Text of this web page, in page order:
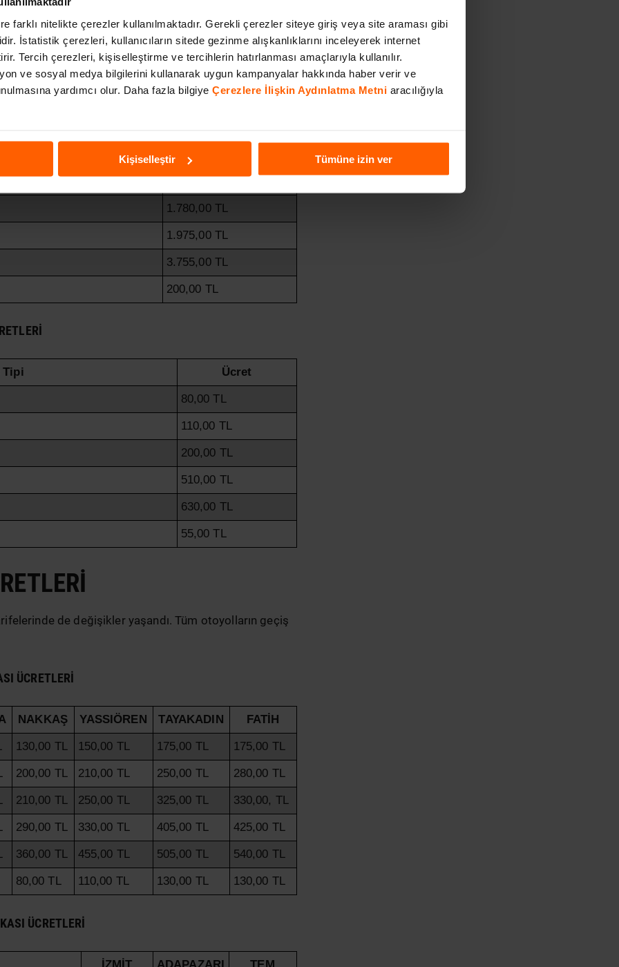
farklı nitelikte çerezler kullanılmaktadır. Gerekli çerezler siteye giriş veya site araması gibi
İstatistik çerezleri, kullanıcıların sitede gezinme alışkanlıklarını inceleyerek internet
Tercih çerezleri, kişiselleştirme ve tercihlerin hatırlanması amaçlarıyla kullanılır.
ve sosyal medya bilgilerini kullanarak uygun kampanyalar hakkında haber verir ve
yardımcı olur. Daha fazla bilgiye Çerezlere İlişkin Aydınlatma Metni aracılığıyla
Kişiselleştir Tümüne izin ver
555,00 TL
795,00 TL
990,00 TL
1.780,00 TL
1.975,00 TL
3.755,00 TL
200,00 TL
Tipi Ücret
80,00 TL
110,00 TL
200,00 TL
510,00 TL
630,00 TL
55,00 TL
de değişikler yaşandı. Tüm otoyolların geçiş
ÜCRETLERI
NAKKAŞ YASSIÖREN TAYAKADIN FATİH
130,00 TL 150,00 TL 175,00 TL 175,00 TL
200,00 TL 210,00 TL 250,00 TL 280,00 TL
210,00 TL 250,00 TL 325,00 TL 330,00, TL
290,00 TL 330,00 TL 405,00 TL 425,00 TL
360,00 TL 455,00 TL 505,00 TL 540,00 TL
80,00 TL 110,00 TL 130,00 TL 130,00 TL
ÜCRETLERI